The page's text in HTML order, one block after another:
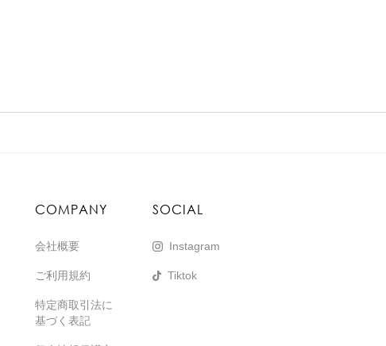
COMPANY
会社概要
ご利用規約
特定商取引法に
基づく表記
SOCIAL
Instagram
Tiktok